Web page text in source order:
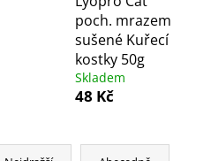
poch. mrazem
sušené Kuřecí
kostky 50g
Skladem
48 Kč
PODLOŽKA 60X90CM MY